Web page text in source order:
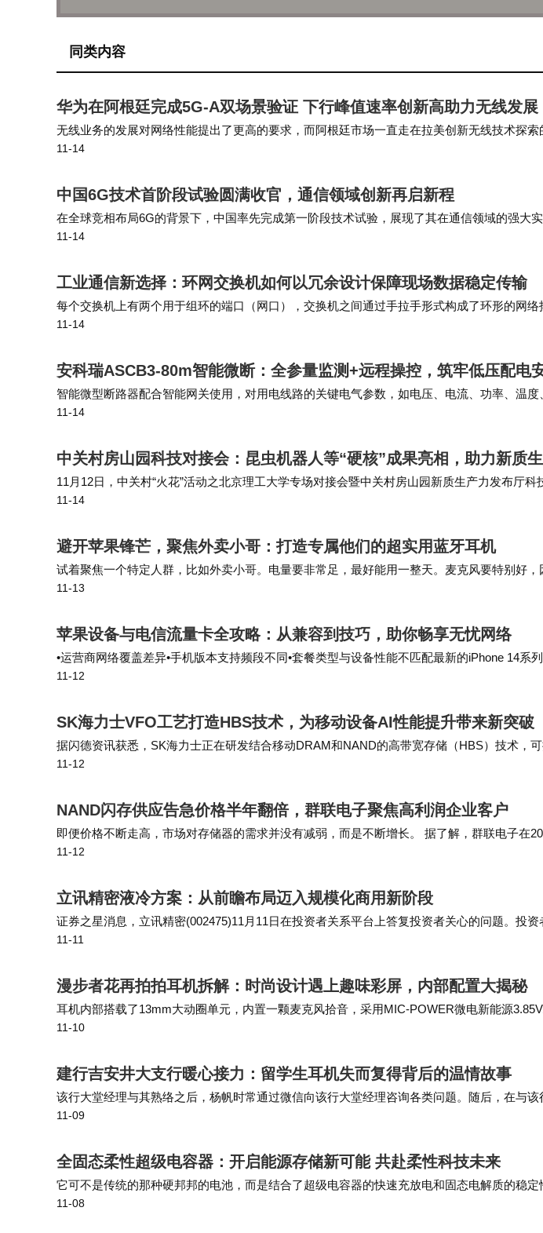
P等。如果你平时使用的流量主要集中在某几个固定APP上，选择这种套餐可
是，定向流量不能当作通用流量使用，以免造成不必要的额外费用。
在选择套餐时，有几个关键点需要注意。首先要分清通用流量和定向流
上使用，而定向流量则有限定范围。如果将定向流量当作通用流量使用，很
留意套餐是否有合约期，以及附带的其他权益是否实用。
在上下课路上或外出游玩时，因此可以选择中等流量的基础套餐，并加上一
的定向流量。上班族则可能需要在通勤路上和午休时间使用流量，根据通勤
位的基础套餐。
况，以免因合约期未到而产生违约金。我的邻居王阿姨就曾因为原套餐流量
流量套餐，现在用起来既舒心又省钱。
能清晰看到剩余流量、通用流量和定向流量的使用情况。还可以通过发送短
统计功能来掌握每个APP的流量消耗情况。
在选择移动流量套餐时，还需要避开一些常见误区。首先，流量并非越
的。如果流量用不完，那就是浪费。其次，套餐的价格并不决定其好坏，贵
附加权益等信息，以免使用后才发现问题。
套餐就不好。只要根据自己的使用习惯，多对比、多了解，总能找到一款让
些信息能帮助你下次选择套餐时更加得心应手。
同类内容
华为在阿根廷完成5G-A双场景验证 下行峰值速率创新高助力无线发展
无线业务的发展对网络性能提出了更高的要求，而阿根廷市场一直走在拉美创新无线技术探
未来5G-A商用载波组合，包括覆盖更强，更易大规模部署的Sub3.5G TDD+FDD 3CC…
11-14
中国6G技术首阶段试验圆满收官，通信领域创新再启新程
在全球竞相布局6G的背景下，中国率先完成第一阶段技术试验，展现了其在通信领域的强大
技术，测试了多种潜在技术和系统性能。业界普遍认为，6G网络将实现地面与卫星通信的融
11-14
工业通信新选择：环网交换机如何以冗余设计保障现场数据稳定传输
每个交换机上有两个用于组环的端口（网口），交换机之间通过手拉手形式构成了环形的网
整体设计采用“凹陷”网口设计，外观上和普通交换机大有差别，将网线水晶头能够有力的支撑
11-14
安科瑞ASCB3-80m智能微断：全参量监测+远程操控，筑牢低压配电
智能微型断路器配合智能网关使用，对用电线路的关键电气参数，如电压、电流、功率、温
有远程操控、异常预警、事故跳闸告警、电能计量统计、故障定位等功能。ASCB3-80m 系列
11-14
中关村房山园科技对接会：昆虫机器人等“硬核”成果亮相，助力新质
11月12日，中关村“火花”活动之北京理工大学专场对接会暨中关村房山园新质生产力发布厅
产业前沿技术研究院举行，极限搜救昆虫机器人、通信感知超宽带收发芯片等一批来自北京理
11-14
避开苹果锋芒，聚焦外卖小哥：打造专属他们的超实用蓝牙耳机
试着聚焦一个特定人群，比如外卖小哥。电量要非常足，最好能用一整天。麦克风要特别好
上，环境嘈杂，麦克风不好的话，对方根本听不清。如果能将耳机固定在头盔上，那就更好了
11-13
苹果设备与电信流量卡全攻略：从兼容到技巧，助你畅享无忧网络
•运营商网络覆盖差异•手机版本支持频段不同•套餐类型与设备性能不匹配最新的iPhone 14系
网速体验绝对令人惊艳！
11-12
SK海力士VFO工艺打造HBS技术，为移动设备AI性能提升带来新突破
据闪德资讯获悉，SK海力士正在研发结合移动DRAM和NAND的高带宽存储（HBS）技术，
备的AI性能。 相比HBM使用的硅通孔（TSV）技术，VFO无需穿孔，成本更低、良率更高…
11-12
NAND闪存供应告急价格半年翻倍，群联电子聚焦高利润企业客户
即便价格不断走高，市场对存储器的需求并没有减弱，而是不断增长。 据了解，群联电子在
分NAND闪存供应，并与六家供应商延长了长期协议。群联电子将与主要GPU和服务器供应商
11-12
立讯精密液冷方案：从前瞻布局迈入规模化商用新阶段
证券之星消息，立讯精密(002475)11月11日在投资者关系平台上答复投资者关心的问题。投
在AI服务器中的应用情况如何？是否已获得头部云服务提供商或AI企业的认可？ 谢谢！…
11-11
漫步者花再拍拍耳机拆解：时尚设计遇上趣味彩屏，内部配置大揭秘
耳机内部搭载了13mm大动圈单元，内置一颗麦克风拾音，采用MIC-POWER微电新能源
上，搭载了JL杰理科技JL6973D8的蓝牙音频SoC，WINSEMI稳先微…
11-10
建行吉安井大支行暖心接力：留学生耳机失而复得背后的温情故事
该行大堂经理与其熟络之后，杨帆时常通过微信向该行大堂经理咨询各类问题。随后，在与
杨帆在留学生群里发布了失物招领信息，帮助寻找失主。 为了不让失主多跑一趟，该行大堂
11-09
全固态柔性超级电容器：开启能源存储新可能 共赴柔性科技未来
它可不是传统的那种硬邦邦的电池，而是结合了超级电容器的快速充放电和固态电解质的稳
曲、拉伸，甚至卷起来。说起来，这感觉有点像魔法，但现实是，研究人员还在不断优化，或
11-08